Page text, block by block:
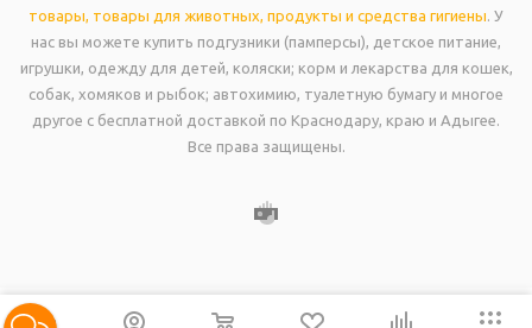
товары, товары для животных, продукты и средства гигиены. У
нас вы можете купить подгузники (памперсы), детское питание,
игрушки, одежду для детей, коляски; корм и лекарства для кошек,
собак, хомяков и рыбок; автохимию, туалетную бумагу и многое
другое с бесплатной доставкой по Краснодару, краю и Адыгее.
Все права защищены.